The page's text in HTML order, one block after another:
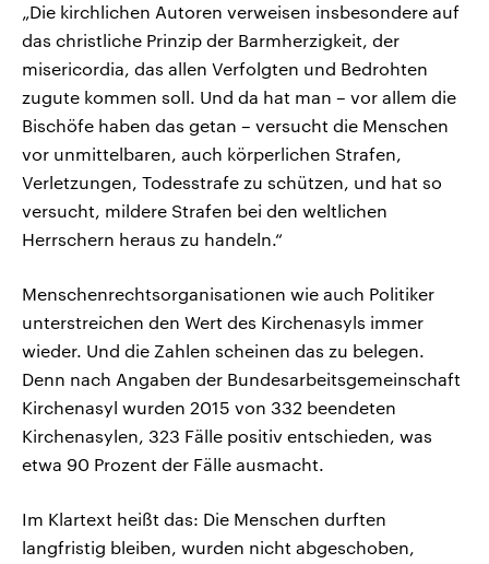
„Die kirchlichen Autoren verweisen insbesondere auf
das christliche Prinzip der Barmherzigkeit, der
misericordia, das allen Verfolgten und Bedrohten
zugute kommen soll. Und da hat man – vor allem die
Bischöfe haben das getan – versucht die Menschen
vor unmittelbaren, auch körperlichen Strafen,
Verletzungen, Todesstrafe zu schützen, und hat so
versucht, mildere Strafen bei den weltlichen
Herrschern heraus zu handeln.“
Menschenrechtsorganisationen wie auch Politiker
unterstreichen den Wert des Kirchenasyls immer
wieder. Und die Zahlen scheinen das zu belegen.
Denn nach Angaben der Bundesarbeitsgemeinschaft
Kirchenasyl wurden 2015 von 332 beendeten
Kirchenasylen, 323 Fälle positiv entschieden, was
etwa 90 Prozent der Fälle ausmacht.
Im Klartext heißt das: Die Menschen durften
langfristig bleiben, wurden nicht abgeschoben,